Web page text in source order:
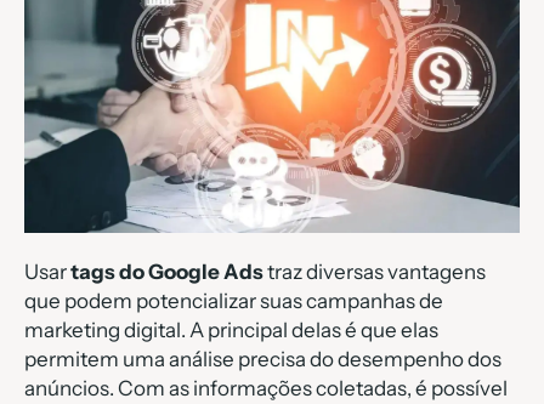
Usartags do Google Adstraz diversas vantagens
que podem potencializar suas campanhas de
marketing digital. A principal delas é que elas
permitem uma análise precisa do desempenho dos
anúncios. Com as informações coletadas, é possível